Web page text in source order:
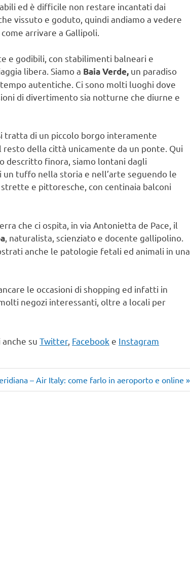
ed è difficile non restare incantati dai
vissuto e goduto, quindi andiamo a vedere
arrivare a Gallipoli.
e godibili, con stabilimenti balneari e
libera. Siamo a Baia Verde, un paradiso
autentiche. Ci sono molti luoghi dove
di divertimento sia notturne che diurne e
tratta di un piccolo borgo interamente
della città unicamente da un ponte. Qui
descritto finora, siamo lontani dagli
un tuffo nella storia e nell’arte seguendo le
e pittoresche, con centinaia balconi
che ci ospita, in via Antonietta de Pace, il
, naturalista, scienziato e docente gallipolino.
anche le patologie fetali ed animali in una
le occasioni di shopping ed infatti in
negozi interessanti, oltre a locali per
su Twitter, Facebook e Instagram
– Air Italy: come farlo in aeroporto e online